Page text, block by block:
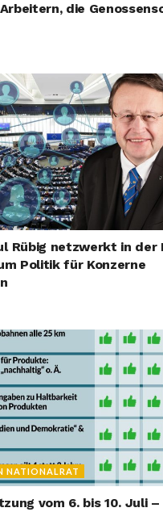
die
Rübig netzwerkt in der
Politik für Konzerne
NATIONALRAT
vom 6. bis 10. Juli –